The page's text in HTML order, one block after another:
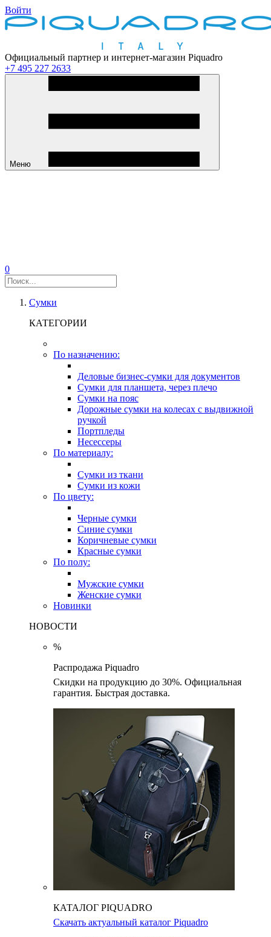
Войти
Официальный партнер и интернет-магазин Piquadro
+7 495 227 2633
Меню
0
Сумки
КАТЕГОРИИ
По назначению:
Деловые бизнес-сумки для документов
Сумки для планшета, через плечо
Сумки на пояс
Дорожные сумки на колесах с выдвижной
ручкой
Портпледы
Несессеры
По материалу:
Сумки из ткани
Сумки из кожи
По цвету:
Черные сумки
Синие сумки
Коричневые сумки
Красные сумки
По полу:
Мужские сумки
Женские сумки
Новинки
НОВОСТИ
%
Распродажа Piquadro
Скидки на продукцию до 30%. Официальная
гарантия. Быстрая доставка.
КАТАЛОГ PIQUADRO
Скачать актуальный каталог Piquadro